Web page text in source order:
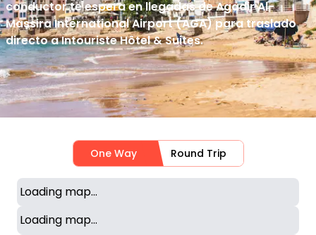
conductor te espera en llegadas de Agadir Al-
Massira International Airport (AGA) para traslado
directo a Intouriste Hôtel & Suites.
One Way Round Trip
Loading map...
Loading map...